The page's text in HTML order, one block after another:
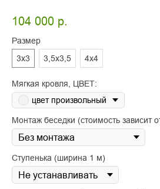
104 000 р.
Размер
3х3
3,5х3,5 4х4
Мягкая кровля, ЦВЕТ:
цвет произвольный
Монтаж беседки (стоимость зависит
Ступенька (ширина 1 м)